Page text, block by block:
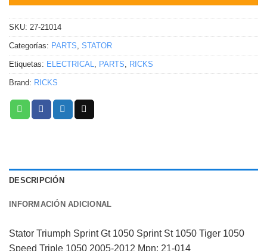
SKU: 27-21014
Categorías: PARTS STATOR
Etiquetas: ELECTRICAL PARTS RICKS
Brand: RICKS
DESCRIPCIÓN
INFORMACIÓN ADICIONAL
Stator Triumph Sprint Gt 1050 Sprint St 1050 Tiger 1050
Speed Triple 1050 2005-2012 Mpn: 21-014